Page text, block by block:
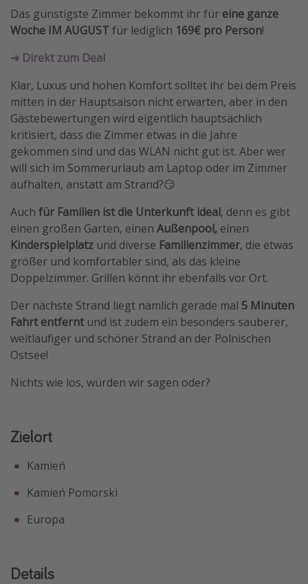
Silvesterreisen
Last Minute Urlaub Mallorca
Last Minute Urlaub Deutschland
Das günstigste Zimmer bekommt ihr für eine ganze
Woche IM AUGUSTfür lediglich 169€ pro Person!
➜ Direkt zum Deal
Klar, Luxus und hohen Komfort solltet ihr bei dem Preis
mitten in der Hauptsaison nicht erwarten, aber in den
Gästebewertungen wird eigentlich hauptsächlich
kritisiert, dass die Zimmer etwas in die Jahre
gekommen sind und das WLAN nicht gut ist. Aber wer
will sich im Sommerurlaub am Laptop oder im Zimmer
aufhalten, anstatt am Strand?😏
Auch für Familien ist die Unterkunft ideal, denn es gibt
einen großen Garten, einen Außenpool, einen
Kinderspielplatz und diverse Familienzimmer, die etwas
größer und komfortabler sind, als das kleine
Doppelzimmer. Grillen könnt ihr ebenfalls vor Ort.
Der nächste Strand liegt nämlich gerade mal 5 Minuten
Fahrt entferntund ist zudem ein besonders sauberer,
weitläufiger und schöner Strand an der Polnischen
Ostsee!
Nichts wie los, würden wir sagen oder?
Zielort
Kamień
Kamień Pomorski
Europa
Details